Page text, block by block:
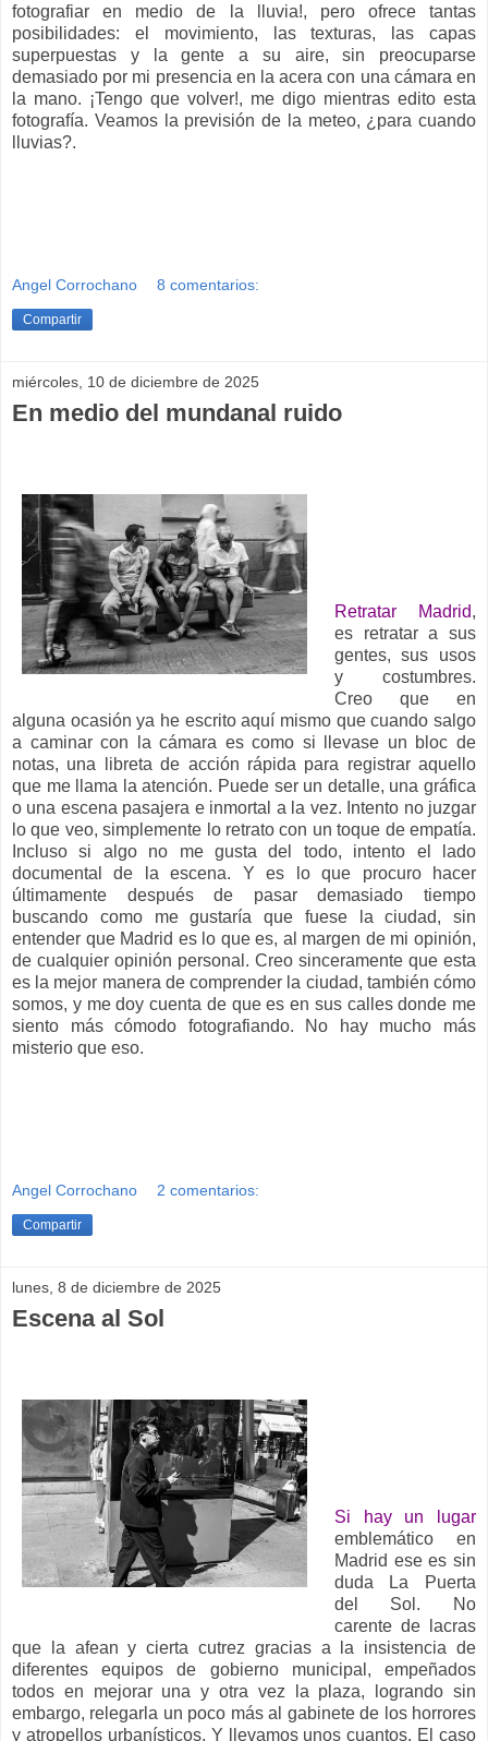
fotografiar en medio de la lluvia!, pero ofrece tantas
posibilidades: el movimiento, las texturas, las capas
superpuestas y la gente a su aire, sin preocuparse
demasiado por mi presencia en la acera con una cámara en
la mano. ¡Tengo que volver!, me digo mientras edito esta
fotografía. Veamos la previsión de la meteo, ¿para cuando
lluvias?.
Angel Corrochano 8 comentarios:
Compartir
miércoles, 10 de diciembre de 2025
En medio del mundanal ruido
Retratar Madrid,
es retratar a sus
gentes, sus usos
y costumbres.
Creo que en
alguna ocasión ya he escrito aquí mismo que cuando salgo
a caminar con la cámara es como si llevase un bloc de
notas, una libreta de acción rápida para registrar aquello
que me llama la atención. Puede ser un detalle, una gráfica
o una escena pasajera e inmortal a la vez. Intento no juzgar
lo que veo, simplemente lo retrato con un toque de empatía.
Incluso si algo no me gusta del todo, intento el lado
documental de la escena. Y es lo que procuro hacer
últimamente después de pasar demasiado tiempo
buscando como me gustaría que fuese la ciudad, sin
entender que Madrid es lo que es, al margen de mi opinión,
de cualquier opinión personal. Creo sinceramente que esta
es la mejor manera de comprender la ciudad, también cómo
somos, y me doy cuenta de que es en sus calles donde me
siento más cómodo fotografiando. No hay mucho más
misterio que eso.
Angel Corrochano 2 comentarios:
Compartir
lunes, 8 de diciembre de 2025
Escena al Sol
Si hay un lugar
emblemático en
Madrid ese es sin
duda La Puerta
del Sol. No
carente de lacras
que la afean y cierta cutrez gracias a la insistencia de
diferentes equipos de gobierno municipal, empeñados
todos en mejorar una y otra vez la plaza, logrando sin
embargo, relegarla un poco más al gabinete de los horrores
y atropellos urbanísticos. Y llevamos unos cuantos. El caso